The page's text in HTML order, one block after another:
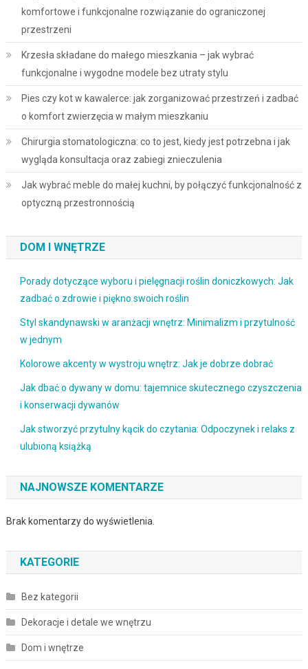
komfortowe i funkcjonalne rozwiązanie do ograniczonej
przestrzeni
Krzesła składane do małego mieszkania – jak wybrać
funkcjonalne i wygodne modele bez utraty stylu
Pies czy kot w kawalerce: jak zorganizować przestrzeń i zadbać
o komfort zwierzęcia w małym mieszkaniu
Chirurgia stomatologiczna: co to jest, kiedy jest potrzebna i jak
wygląda konsultacja oraz zabiegi znieczulenia
Jak wybrać meble do małej kuchni, by połączyć funkcjonalność z
optyczną przestronnością
DOM I WNĘTRZE
Porady dotyczące wyboru i pielęgnacji roślin doniczkowych: Jak
zadbać o zdrowie i piękno swoich roślin
Styl skandynawski w aranżacji wnętrz: Minimalizm i przytulność
w jednym
Kolorowe akcenty w wystroju wnętrz: Jak je dobrze dobrać
Jak dbać o dywany w domu: tajemnice skutecznego czyszczenia
i konserwacji dywanów
Jak stworzyć przytulny kącik do czytania: Odpoczynek i relaks z
ulubioną książką
NAJNOWSZE KOMENTARZE
Brak komentarzy do wyświetlenia.
KATEGORIE
Bez kategorii
Dekoracje i detale we wnętrzu
Dom i wnętrze